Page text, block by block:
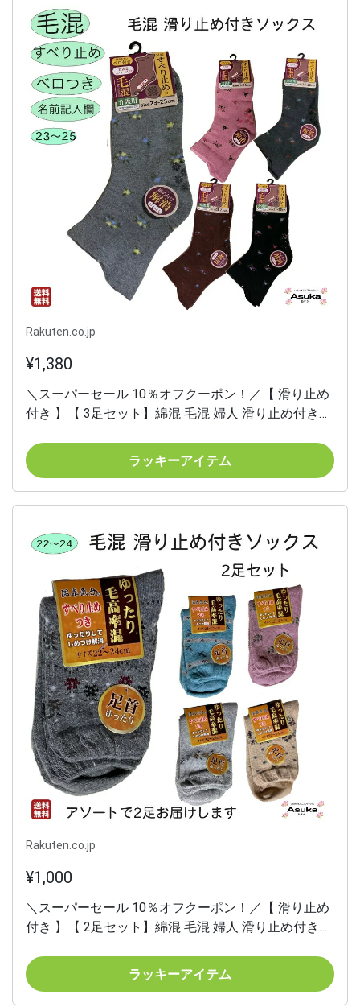
Rakuten.co.jp
¥1,380
＼スーパーセール 10％オフクーポン！／【 滑り止め
付き 】【 3足セット】綿混 毛混 婦人 滑り止め付き
きやすい お年寄り 介護用 施設 洗い替え プレゼント
お礼 誕生日 母の日 敬老の日母の日
ラッキーアイテム
Rakuten.co.jp
¥1,000
＼スーパーセール 10％オフクーポン！／【 滑り止め
付き 】【 2足セット】綿混 毛混 婦人 滑り止め付き
設 洗い替え プレゼント お礼 誕生日 ポイント 母の日
敬老の日母の日
ラッキーアイテム